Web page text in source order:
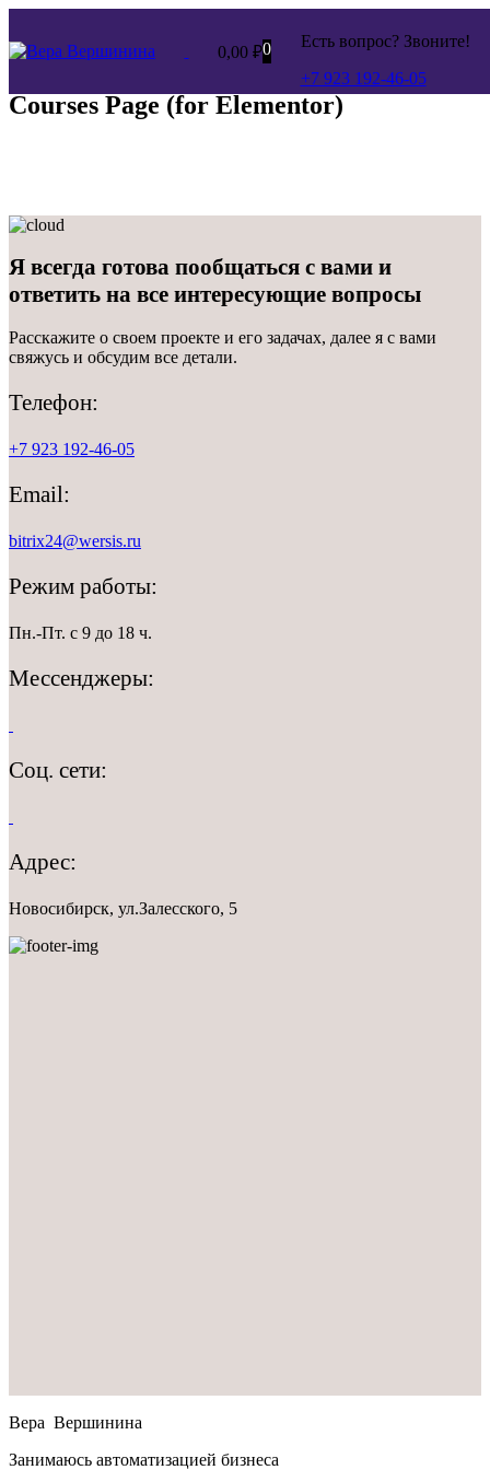
0,00 ₽0
Есть вопрос? Звоните!
+7 923 192-46-05
Courses Page (for Elementor)
Я всегда готова пообщаться с вами и
ответить на все интересующие вопросы
Расскажите о своем проекте и его задачах, далее я с вами
свяжусь и обсудим все детали.
Телефон:
+7 923 192-46-05
Email:
bitrix24@wersis.ru
Режим работы:
Пн.-Пт. с 9 до 18 ч.
Мессенджеры:
Соц. сети:
Адрес:
Новосибирск, ул.Залесского, 5
Вера Вершинина
Занимаюсь автоматизацией бизнеса